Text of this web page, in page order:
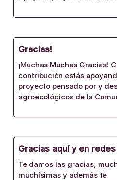
Gracias!
¡Muchas Muchas Gracias!
contribución estás
proyecto pensado por y
agroecológicos de la
Gracias aquí y en
Te damos las gracias,
muchísimas y además te